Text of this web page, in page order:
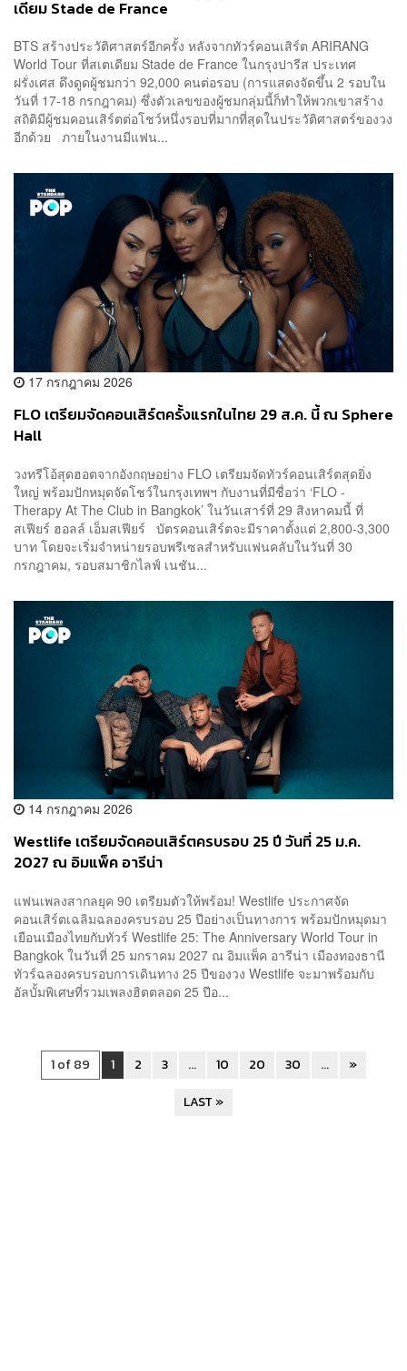
เดียม Stade de France
BTS สร้างประวัติศาสตร์อีกครั้ง หลังจากทัวร์คอนเสิร์ต ARIRANG
World Tour ที่สเตเดียม Stade de France ในกรุงปารีส ประเทศ
ฝรั่งเศส ดึงดูดผู้ชมกว่า 92,000 คนต่อรอบ (การแสดงจัดขึ้น 2 รอบใน
วันที่ 17-18 กรกฎาคม) ซึ่งตัวเลขของผู้ชมกลุ่มนี้ก็ทำให้พวกเขาสร้าง
สถิติมีผู้ชมคอนเสิร์ตต่อโชว์หนึ่งรอบที่มากที่สุดในประวัติศาสตร์ของวง
อีกด้วย ภายในงานมีแฟน...
17 กรกฎาคม 2026
FLO เตรียมจัดคอนเสิร์ตครั้งแรกในไทย 29 ส.ค. นี้ ณ Sphere
Hall
วงทรีโอ้สุดฮอตจากอังกฤษอย่าง FLO เตรียมจัดทัวร์คอนเสิร์ตสุดยิ่ง
ใหญ่ พร้อมปักหมุดจัดโชว์ในกรุงเทพฯ กับงานที่มีชื่อว่า ‘FLO -
Therapy At The Club in Bangkok’ ในวันเสาร์ที่ 29 สิงหาคมนี้ ที่
สเฟียร์ ฮอลล์ เอ็มสเฟียร์ บัตรคอนเสิร์ตจะมีราคาตั้งแต่ 2,800-3,300
บาท โดยจะเริ่มจำหน่ายรอบพรีเซลสำหรับแฟนคลับในวันที่ 30
กรกฎาคม, รอบสมาชิกไลฟ์ เนชัน...
14 กรกฎาคม 2026
Westlife เตรียมจัดคอนเสิร์ตครบรอบ 25 ปี วันที่ 25 ม.ค.
2027 ณ อิมแพ็ค อารีน่า
แฟนเพลงสากลยุค 90 เตรียมตัวให้พร้อม! Westlife ประกาศจัด
คอนเสิร์ตเฉลิมฉลองครบรอบ 25 ปีอย่างเป็นทางการ พร้อมปักหมุดมา
เยือนเมืองไทยกับทัวร์ Westlife 25: The Anniversary World Tour in
Bangkok ในวันที่ 25 มกราคม 2027 ณ อิมแพ็ค อารีน่า เมืองทองธานี
ทัวร์ฉลองครบรอบการเดินทาง 25 ปีของวง Westlife จะมาพร้อมกับ
อัลบั้มพิเศษที่รวมเพลงฮิตตลอด 25 ปีอ...
1 of 89 1 2 3 ... 10 20 30 ...
»
LAST »